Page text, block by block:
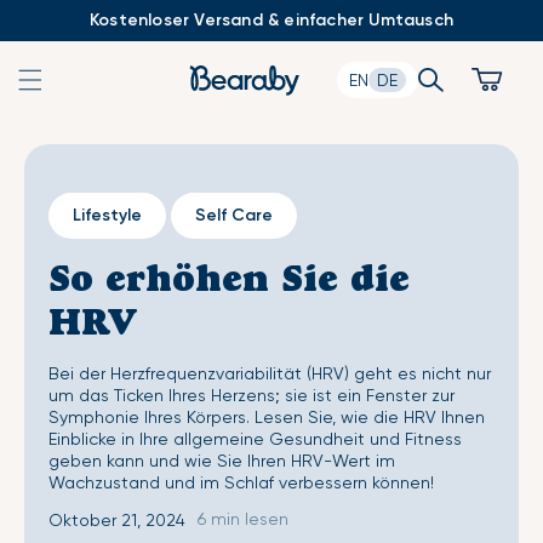
Kostenloser Versand & einfacher Umtausch
EN DE Search Cart
Lifestyle Self Care
So erhöhen Sie die
HRV
Bei der Herzfrequenzvariabilität (HRV) geht es nicht nur
um das Ticken Ihres Herzens; sie ist ein Fenster zur
Symphonie Ihres Körpers. Lesen Sie, wie die HRV Ihnen
Einblicke in Ihre allgemeine Gesundheit und Fitness
geben kann und wie Sie Ihren HRV-Wert im
Wachzustand und im Schlaf verbessern können!
Oktober 21, 2024
6 min lesen